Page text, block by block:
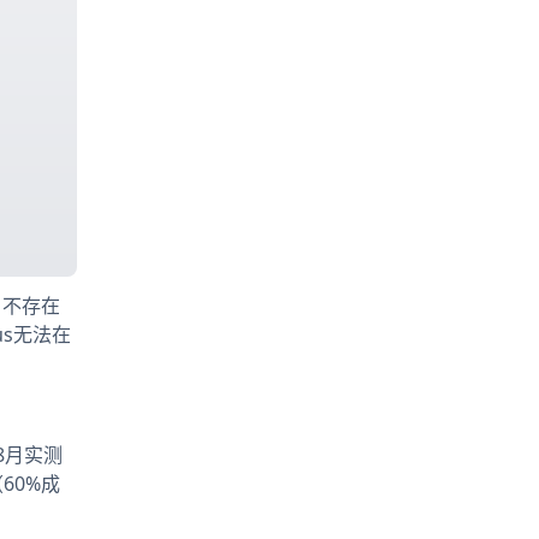
存在
无法在
实测
成